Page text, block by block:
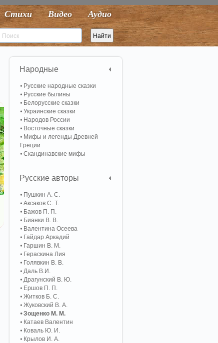
Стихи Видео Аудио
Народные
Русские народные сказки
Русские былины
Белорусские сказки
Украинские сказки
Народов России
Восточные сказки
Мифы и легенды Древней
Греции
Скандинавские мифы
Русские авторы
Пушкин А. С.
Аксаков С. Т.
Бажов П. П.
Бианки В. В.
Валентина Осеева
Гайдар Аркадий
Гаршин В. М.
Гераскина Лия
Голявкин В. В.
Даль В.И.
Драгунский В. Ю.
Ершов П. П.
Житков Б. С.
Жуковский В. А.
Зощенко М. М.
Катаев Валентин
Коваль Ю. И.
Крылов И. А.